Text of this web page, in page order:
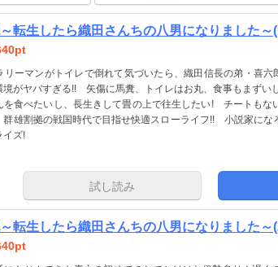
転生したら織田さんちの八男になりました～
リーマンがトイレで倒れて気づいたら、織田信長の弟・喜
境がヤバすぎる!! 矢傷に馬糞、トイレはお丸、食事もまずい
を食べたいし、長生きして畳の上で往生したい! チートもな
群雄割拠の戦国時代で目指せ快適スローライフ!! 小説家にな
イズ!
試し読み
転生したら織田さんちの八男になりました～